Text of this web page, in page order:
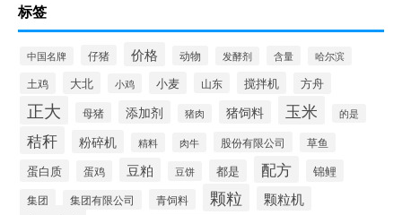
标签
中国名牌 仔猪 价格 动物 发酵剂 含量 哈尔滨
土鸡 大北 小鸡 小麦 山东 搅拌机 方舟
正大 母猪 添加剂 猪肉 猪饲料 玉米 的是
秸秆 粉碎机 精料 肉牛 股份有限公司 草鱼
蛋白质 蛋鸡 豆粕 豆饼 都是 配方 锦鲤
集团 集团有限公司 青饲料 颗粒 颗粒机